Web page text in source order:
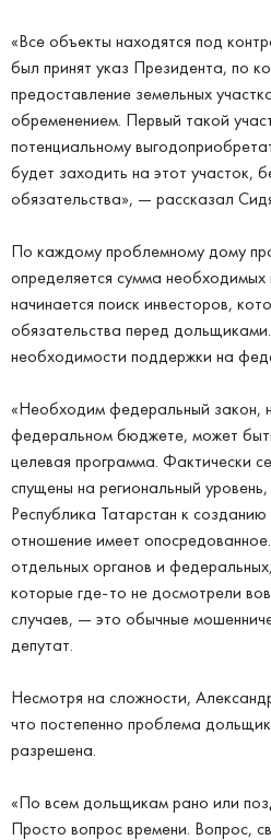
«Все объекты находятся под
был принят указ Президента, по
предоставление земельных
обременением. Первый такой
потенциальному
будет заходить на этот участок,
обязательства», — рассказал
По каждому проблемному дому
определяется сумма необходимых
начинается поиск инвесторов,
обязательства перед
необходимости поддержки на
«Необходим федеральный закон,
федеральном бюджете, может
целевая программа. Фактически
спущены на региональный
Республика Татарстан к
отношение имеет
отдельных органов и
которые где-то не досмотрели
случаев, — это обычные
депутат.
Несмотря на сложности,
что постепенно проблема
разрешена.
«По всем дольщикам рано или
Просто вопрос времени. Вопрос,